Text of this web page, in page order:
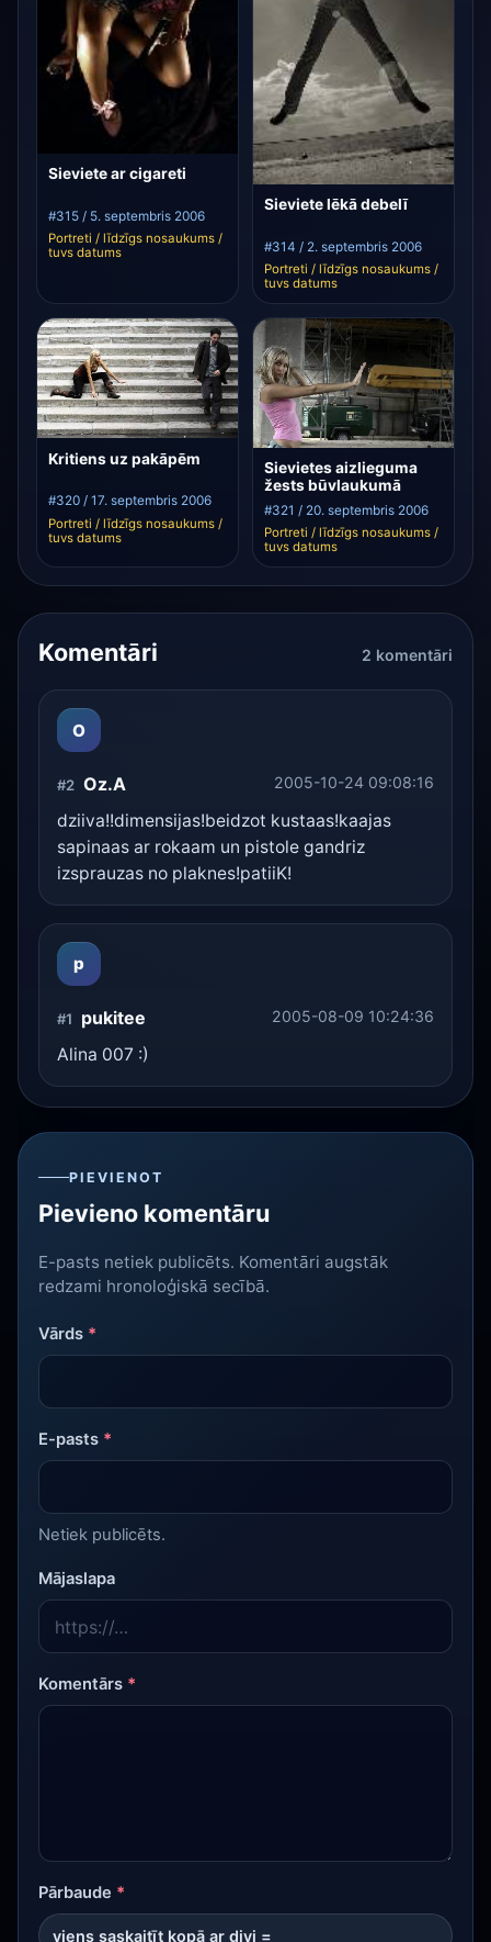
Sieviete ar cigareti
#315 / 5. septembris 2006
Portreti / līdzīgs nosaukums /
tuvs datums
Sieviete lēkā debelī
#314 / 2. septembris 2006
Portreti / līdzīgs nosaukums /
tuvs datums
Kritiens uz pakāpēm
#320 / 17. septembris 2006
Portreti / līdzīgs nosaukums /
tuvs datums
Sievietes aizlieguma
žests būvlaukumā
#321 / 20. septembris 2006
Portreti / līdzīgs nosaukums /
tuvs datums
Komentāri 2 komentāri
O
#2 Oz.A 2005-10-24 09:08:16
dziiva!!dimensijas!beidzot kustaas!kaajas
sapinaas ar rokaam un pistole gandriz
izsprauzas no plaknes!patiiK!
p
#1 pukitee 2005-08-09 10:24:36
Alina 007 :)
PIEVIENOT
Pievieno komentāru
E-pasts netiek publicēts. Komentāri augstāk
redzami hronoloģiskā secībā.
Vārds *
E-pasts *
Netiek publicēts.
Mājaslapa
Komentārs *
Pārbaude *
viens saskaitīt kopā ar divi =